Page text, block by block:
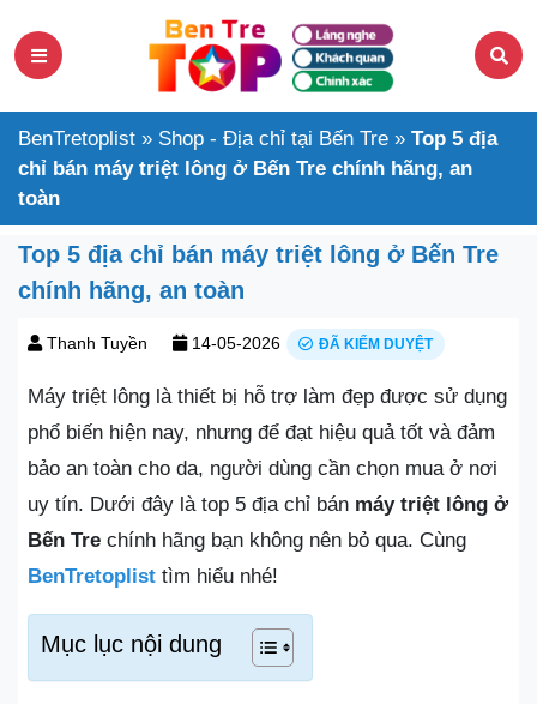
BenTretoplist » Shop - Địa chỉ tại Bến Tre » Top 5 địa
chỉ bán máy triệt lông ở Bến Tre chính hãng, an
toàn
Top 5 địa chỉ bán máy triệt lông ở Bến Tre
chính hãng, an toàn
Thanh Tuyền 14-05-2026 ĐÃ KIỂM DUYỆT
Máy triệt lông là thiết bị hỗ trợ làm đẹp được sử dụng
phổ biến hiện nay, nhưng để đạt hiệu quả tốt và đảm
bảo an toàn cho da, người dùng cần chọn mua ở nơi
uy tín. Dưới đây là top 5 địa chỉ bán máy triệt lông ở
Bến Tre chính hãng bạn không nên bỏ qua. Cùng
BenTretoplist tìm hiểu nhé!
Mục lục nội dung